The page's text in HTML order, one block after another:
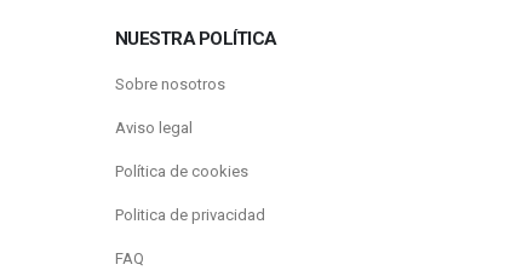
NUESTRA POLÍTICA
Sobre nosotros
Aviso legal
Política de cookies
Politica de privacidad
FAQ